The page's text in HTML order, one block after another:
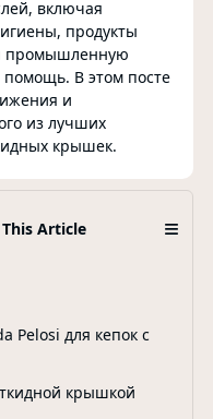
включая
продукты
промышленную
В этом посте
и
из лучших
крышек.
Article ≡
Pelosi для кепок с
крышкой